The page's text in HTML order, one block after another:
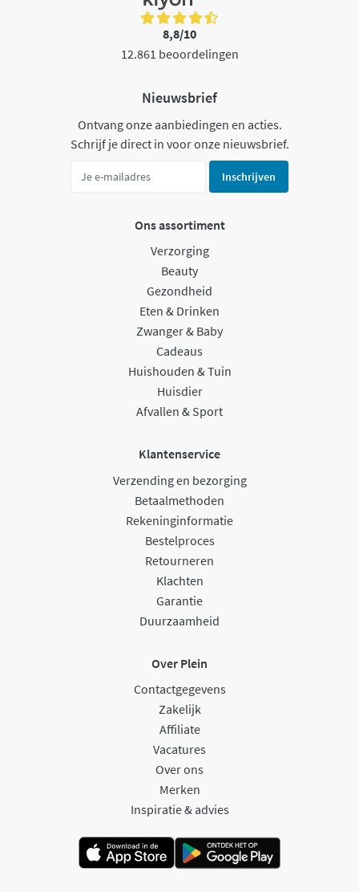
8,8/10
12.861 beoordelingen
Nieuwsbrief
Ontvang onze aanbiedingen en acties.
Schrijf je direct in voor onze nieuwsbrief.
Inschrijven
Ons assortiment
Verzorging
Beauty
Gezondheid
Eten & Drinken
Zwanger & Baby
Cadeaus
Huishouden & Tuin
Huisdier
Afvallen & Sport
Klantenservice
Verzending en bezorging
Betaalmethoden
Rekeninginformatie
Bestelproces
Retourneren
Klachten
Garantie
Duurzaamheid
Over Plein
Contactgegevens
Zakelijk
Affiliate
Vacatures
Over ons
Merken
Inspiratie & advies